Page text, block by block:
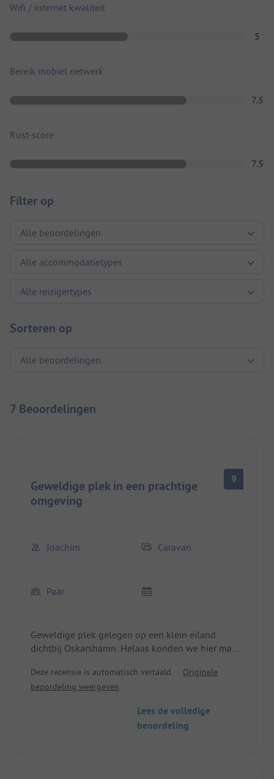
Wifi / internet kwaliteit
5
Bereik mobiel netwerk
7.5
Rust-score
7.5
Filter op
Sorteren op
7 Beoordelingen
Geweldige plek in een prachtige
omgeving
9
Joachim Caravan
Paar
Geweldige plek gelegen op een klein eiland
dichtbij Oskarshamn. Helaas konden we hier maar
waren. Deze plek staat echter definitief op ons
lijstje voor een volgend bezoek, dat dan ook
om te zwemmen, wandelen en fietsen, wat wil je
nog meer? Ontspanning of activiteiten van allerlei
Deze recensie is automatisch vertaald.
Originele
beoordeling weergeven
Lees de volledige
beoordeling